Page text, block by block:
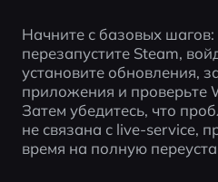
Начните с базовых
перезапустите Steam,
установите обновления,
приложения и проверьте
Затем убедитесь, что
не связана с live-service,
время на полную